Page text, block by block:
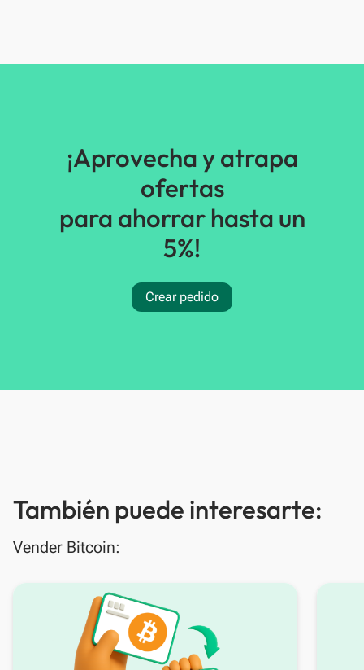
¡Aprovecha y atrapa
ofertas
para ahorrar hasta un
5%!
Crear pedido
También puede interesarte:
Vender Bitcoin: